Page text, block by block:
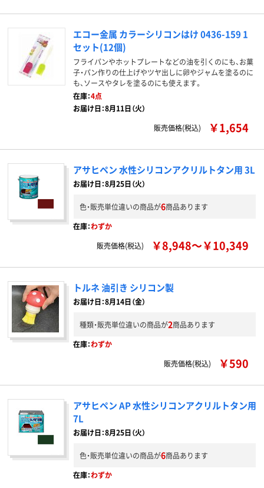
エコー金属 カラーシリコンはけ 0436-159 1
セット(12個)
フライパンやホットプレートなどの油を引くのにも、お菓
子・パン作りの仕上げやツヤ出しに卵やジャムを塗るのに
も、ソースやタレを塗るのにも使えます。
在庫：4点
お届け日：8月11日（火）
販売価格(税込)
￥1,654
アサヒペン 水性シリコンアクリルトタン用 3L
お届け日：8月25日（火）
色・販売単位違いの商品が6商品あります
在庫：わずか
販売価格(税込)
￥8,948～￥10,349
トルネ 油引き シリコン製
お届け日：8月14日（金）
種類・販売単位違いの商品が2商品あります
在庫：わずか
販売価格(税込)
￥590
アサヒペン AP 水性シリコンアクリルトタン用
7L
お届け日：8月25日（火）
色・販売単位違いの商品が6商品あります
在庫：わずか